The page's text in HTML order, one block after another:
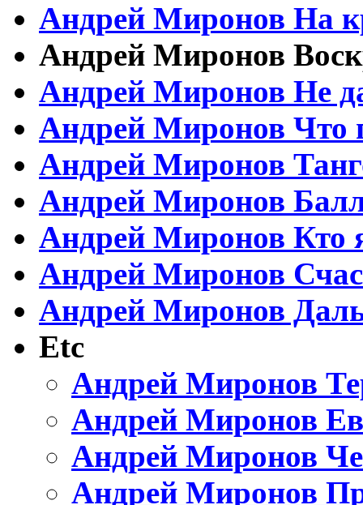
Андрей Миронов На
Андрей Миронов
Андрей Миронов Не
Андрей Миронов Что
Андрей Миронов
Андрей Миронов
Андрей Миронов Кто
Андрей Миронов
Андрей Миронов
Etc
Андрей Миронов
Андрей Миронов
Андрей Миронов
Андрей Миронов